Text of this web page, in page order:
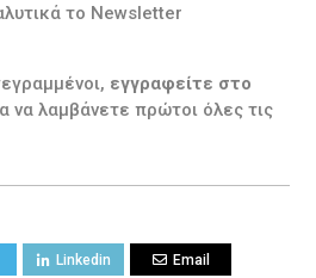
το Newsletter
εγγραφείτε στο
να λαμβάνετε πρώτοι όλες τις
Linkedin Email